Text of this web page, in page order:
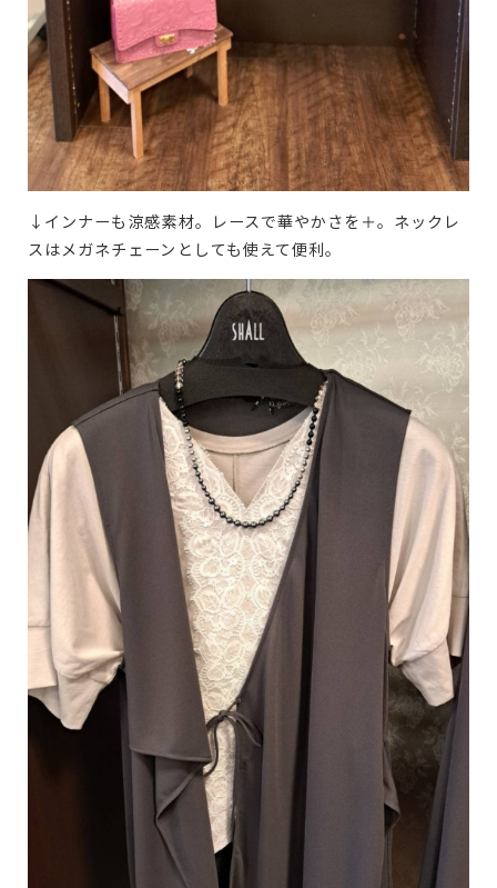
↓インナーも涼感素材。レースで華やかさを＋。ネックレ
スはメガネチェーンとしても使えて便利。